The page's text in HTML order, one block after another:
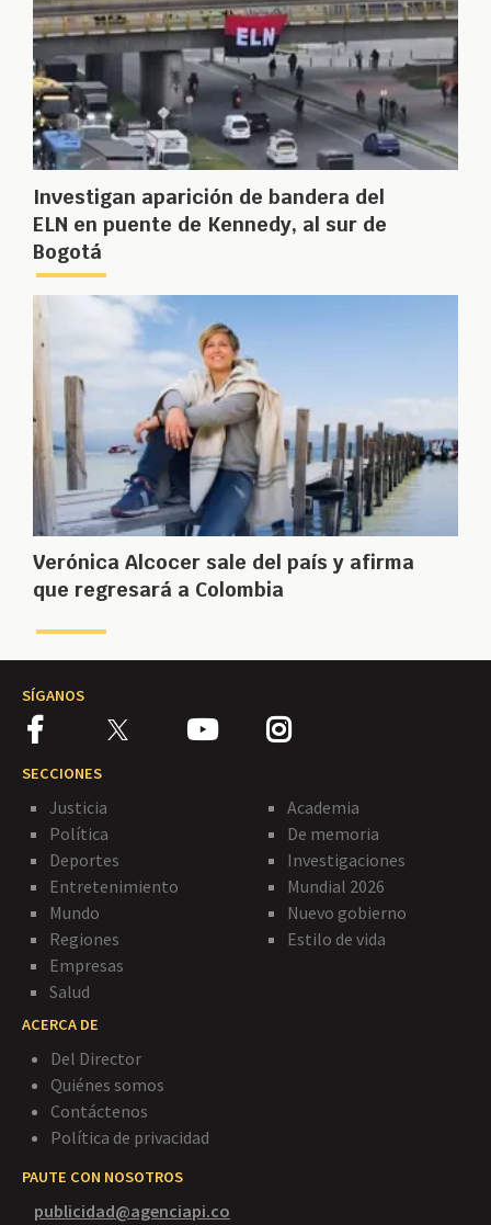
Investigan aparición de bandera del
ELN en puente de Kennedy, al sur de
Bogotá
Verónica Alcocer sale del país y afirma
que regresará a Colombia
SÍGANOS
SECCIONES
Justicia
Política
Deportes
Entretenimiento
Mundo
Regiones
Empresas
Salud
Academia
De memoria
Investigaciones
Mundial 2026
Nuevo gobierno
Estilo de vida
ACERCA DE
Del Director
Quiénes somos
Contáctenos
Política de privacidad
PAUTE CON NOSOTROS
publicidad@agenciapi.co